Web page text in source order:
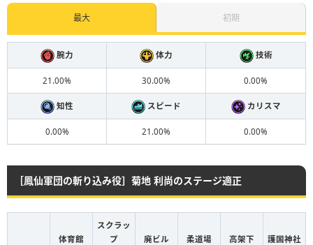
最大 初期
腕力 体力 技術
21.00% 30.00% 0.00%
知性 スピード カリスマ
0.00% 21.00% 0.00%
［鳳仙軍団の斬り込み役］菊地 利尚のステージ適正
体育館
スクラッ
プ
廃ビル 柔道場 高架下 護国神社